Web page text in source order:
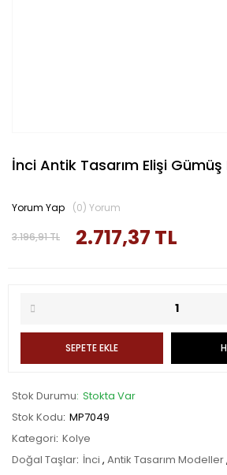
İnci Antik Tasarım Elişi
3.196,91 TL 2.717,37 TL
Yorum Yap (0) Yorum
SEPETE EKLE
Stok Durumu Stokta Var
Stok Kodu MP7049
Kategori Kolye
Doğal Taşlar İnci , Antik Tasarım Modeller,